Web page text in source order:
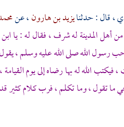
، قال : حدثنايزيد بن هارون، عن
أهل المدينة له شرف ، فقال له : يا
رسول الله صلى الله عليه وسلم ،
الله له بها رضاه إلى يوم القيامة
ما تقول ، وما تكلم ، فرب كلام